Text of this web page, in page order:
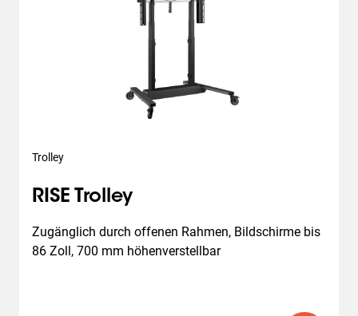
Trolley
RISE Trolley
Zugänglich durch offenen Rahmen, Bildschirme bis
86 Zoll, 700 mm höhenverstellbar